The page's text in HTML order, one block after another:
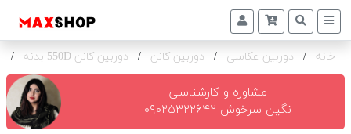
دوربین
و
تجهیزات
خانه / دوربین عکاسی / دوربین کانن / دوربین کانن 550D بدنه /
مشاوره و کارشناسی
نگین سرخوش ۰۹۰۲۵۳۲۲۶۴۲